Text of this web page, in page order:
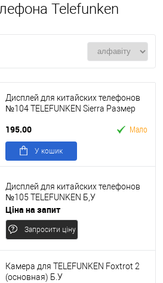
Telefunken
Дисплей для китайских телефонов
№104 TELEFUNKEN Sierra Размер
195.00 Мало
У кошик
Дисплей для китайских телефонов
№105 TELEFUNKEN Б,У
Ціна на запит
Запросити ціну
Камера для TELEFUNKEN Foxtrot 2
(основная) Б.У